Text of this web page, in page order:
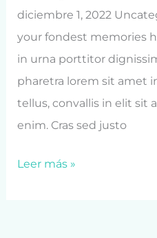
diciembre 1, 2022
your fondest memories
in urna porttitor
pharetra lorem sit amet
tellus, convallis in elit sit
enim. Cras sed justo
Leer más »